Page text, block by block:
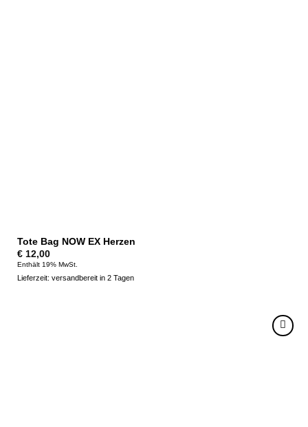
Tote Bag NOW EX Herzen
€12,00
Enthält 19% MwSt.
Lieferzeit: versandbereit in 2 Tagen